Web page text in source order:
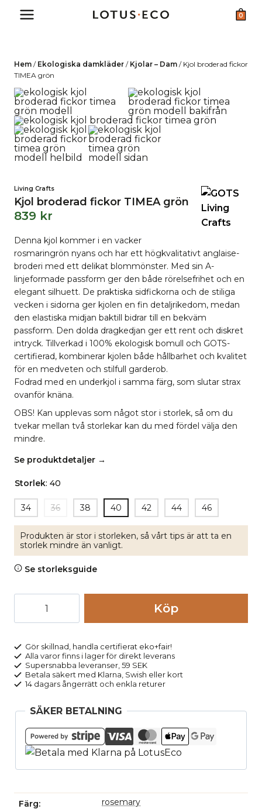
0
Hem / Ekologiska damkläder / Kjolar – Dam / Kjol broderad fickor
TIMEA grön
Living Crafts
Kjol broderad fickor TIMEA grön
839 kr
Denna kjol kommer i en vacker
rosmaringrön nyans och har ett högkvalitativt anglaise-
broderi med ett delikat blommönster. Med sin A-
linjeformade passform ger den både rörelsefrihet och en
elegant silhuett. De praktiska sidfickorna och de stiliga
vecken i sidorna ger kjolen en fin detaljrikedom, medan
den elastiska midjan baktill bidrar till en bekväm
passform. Den dolda dragkedjan ger ett rent och diskret
intryck. Tillverkad i 100% ekologisk bomull och GOTS-
certifierad, kombinerar kjolen både hållbarhet och kvalitet
för en medveten och stilfull garderob.
Fodrad med en underkjol i samma färg, som slutar strax
ovanför knäna.
OBS! Kan upplevas som något stor i storlek, så om du
tvekar mellan två storlekar kan du med fördel välja den
mindre.
Se produktdetaljer →
Storlek: 40
34 36 38 40 42 44 46
Produkten är stor i storleken, så vårt tips är att ta en
storlek mindre än vanligt.
Se storleksguide
broderad
TIMEA
grön
mängd
Köp
Gör skillnad, handla certifierat eko+fair!
Alla varor finns i lager för direkt leverans
Supersnabba leveranser, 59 SEK
Betala säkert med Klarna, Swish eller kort
14 dagars ångerrätt och enkla returer
SÄKER BETALNING
Färg rosemary